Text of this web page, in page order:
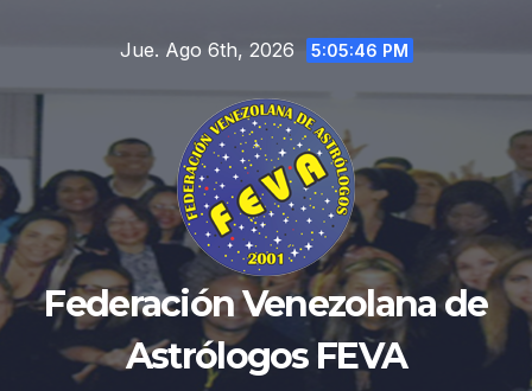
contenido
Jue. Ago 6th, 2026 5:05:47 PM
Federación Venezolana de
Astrólogos FEVA